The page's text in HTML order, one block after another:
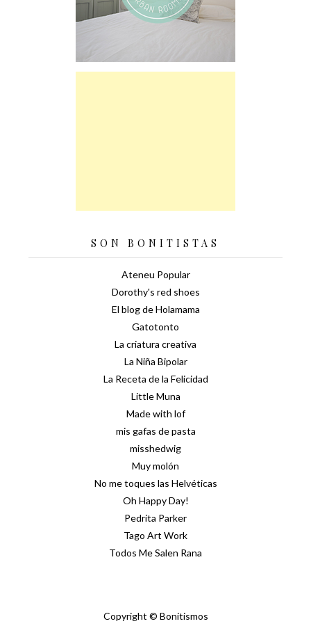
SON BONITISTAS
Ateneu Popular
Dorothy's red shoes
El blog de Holamama
Gatotonto
La criatura creativa
La Niña Bipolar
La Receta de la Felicidad
Little Muna
Made with lof
mis gafas de pasta
misshedwig
Muy molón
No me toques las Helvéticas
Oh Happy Day!
Pedrita Parker
Tago Art Work
Todos Me Salen Rana
Copyright © Bonitismos